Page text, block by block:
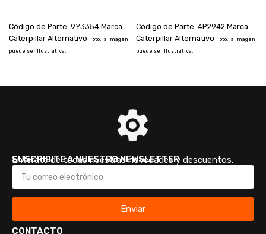
Código de Parte: 9Y3354 Marca:
Caterpillar Alternativo Foto: la imagen
puede ser Ilustrativa.
Código de Parte: 4P2942 Marca:
Caterpillar Alternativo Foto: la imagen
puede ser Ilustrativa.
SUSCRIBITE A NUESTRO NEWSLETTER
Enterate de todas nuestras novedades y descuentos.
Enviar
CONTACTO